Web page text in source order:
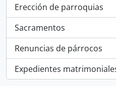
Erección de parroquias
, 1 resultados
Sacramentos
, 1 resultados
Renuncias de párrocos
, 1 resultados
Expedientes
, 1 resultados